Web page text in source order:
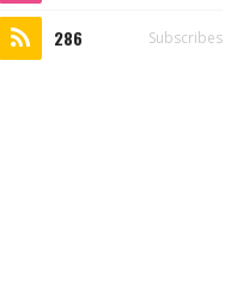
286 Subscribes